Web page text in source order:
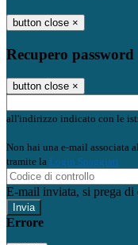
button close ×
Recupero password
button close ×
all'indirizzo indicato con le
Non hai una e-mail associata
tramite la Login Spaggiari
E-mail inviata, si prega di
Errore